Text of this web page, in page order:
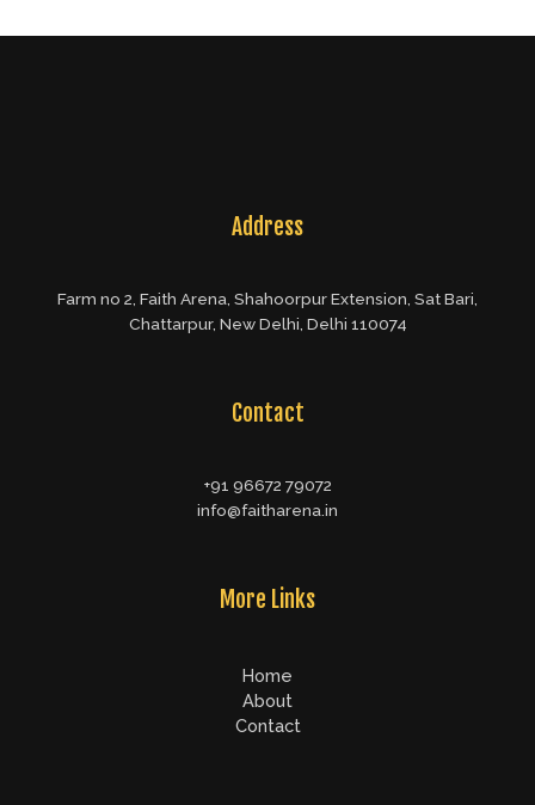
Address
Farm no 2, Faith Arena, Shahoorpur Extension, Sat Bari,
Chattarpur, New Delhi, Delhi 110074
Contact
+91 96672 79072
info@faitharena.in
More Links
Home
About
Contact